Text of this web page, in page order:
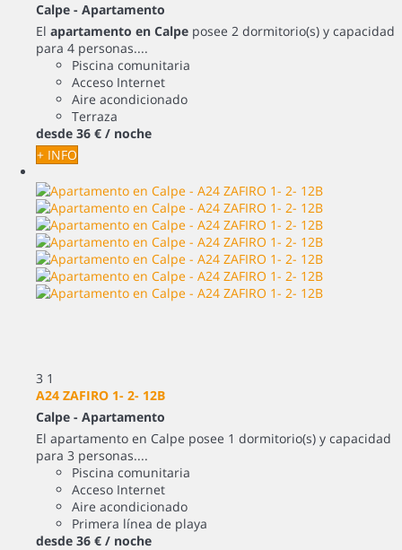
Calpe - Apartamento
El apartamento en Calpe posee 2 dormitorio(s) y capacidad
para 4 personas....
Piscina comunitaria
Acceso Internet
Aire acondicionado
Terraza
desde 36 € / noche
+ INFO
3 1
A24 ZAFIRO 1- 2- 12B
Calpe - Apartamento
El apartamento en Calpe posee 1 dormitorio(s) y capacidad
para 3 personas....
Piscina comunitaria
Acceso Internet
Aire acondicionado
Primera línea de playa
desde 36 € / noche